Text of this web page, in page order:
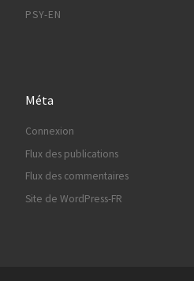
PSY-EN
Méta
Connexion
Flux des publications
Flux des commentaires
Site de WordPress-FR